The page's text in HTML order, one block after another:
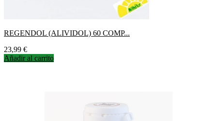
REGENDOL (ALIVIDOL) 60 COMP...
Precio
23,99 €
Añadir al carrito